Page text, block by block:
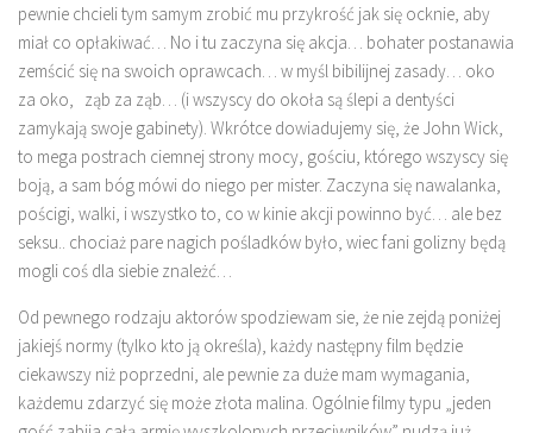
pewnie chcieli tym samym zrobić mu przykrość jak się ocknie, aby
miał co opłakiwać… No i tu zaczyna się akcja… bohater postanawia
zemścić się na swoich oprawcach… w myśl bibilijnej zasady… oko
za oko, ząb za ząb… (i wszyscy do okoła są ślepi a dentyści
zamykają swoje gabinety). Wkrótce dowiadujemy się, że John Wick,
to mega postrach ciemnej strony mocy, gościu, którego wszyscy się
boją, a sam bóg mówi do niego per mister. Zaczyna się nawalanka,
pościgi, walki, i wszystko to, co w kinie akcji powinno być… ale bez
seksu.. chociaż pare nagich pośladków było, wiec fani golizny będą
mogli coś dla siebie znależć…
Od pewnego rodzaju aktorów spodziewam sie, że nie zejdą poniżej
jakiejś normy (tylko kto ją określa), każdy następny film będzie
ciekawszy niż poprzedni, ale pewnie za duże mam wymagania,
każdemu zdarzyć się może złota malina. Ogólnie filmy typu „jeden